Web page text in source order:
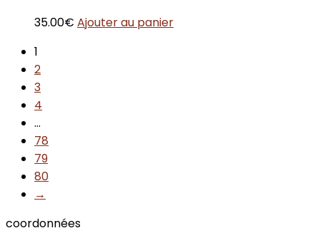
35.00€ Ajouter au panier
1
2
3
4
…
78
79
80
→
coordonnées